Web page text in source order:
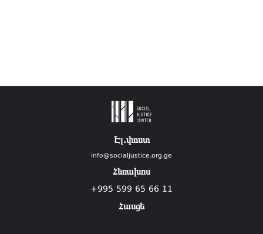
Էլ.փոստ
info@socialjustice.org.ge
Հեռախոս
+995 599 65 66 11
Հասցե